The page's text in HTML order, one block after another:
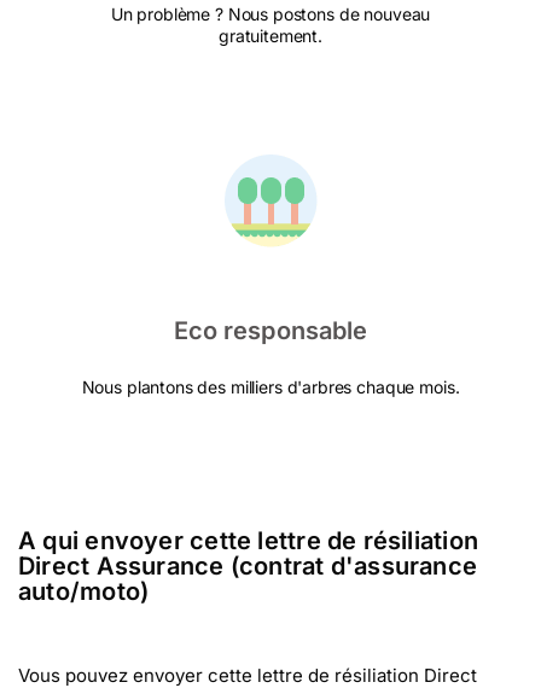
Un problème ? Nous postons de nouveau
gratuitement.
Eco responsable
Nous plantons des milliers d'arbres chaque mois.
A qui envoyer cette lettre de résiliation
Direct Assurance (contrat d'assurance
auto/moto)
Vous pouvez envoyer cette lettre de résiliation Direct